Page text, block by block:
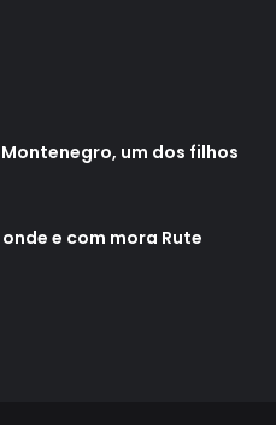
um dos filhos
e com mora Rute